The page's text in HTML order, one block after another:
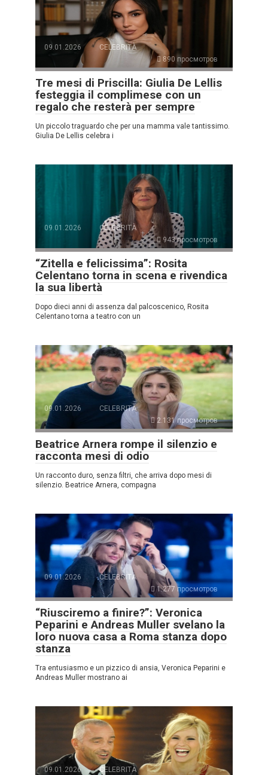
09.01.2026
CELEBRITÀ
890 просмотров
Tre mesi di Priscilla: Giulia De Lellis
festeggia il complimese con un
regalo che resterà per sempre
Un piccolo traguardo che per una mamma vale tantissimo.
Giulia De Lellis celebra i
09.01.2026
CELEBRITÀ
943 просмотров
“Zitella e felicissima”: Rosita
Celentano torna in scena e rivendica
la sua libertà
Dopo dieci anni di assenza dal palcoscenico, Rosita
Celentano torna a teatro con un
09.01.2026
CELEBRITÀ
2.131 просмотров
Beatrice Arnera rompe il silenzio e
racconta mesi di odio
Un racconto duro, senza filtri, che arriva dopo mesi di
silenzio. Beatrice Arnera, compagna
09.01.2026
CELEBRITÀ
1.277 просмотров
“Riusciremo a finire?”: Veronica
Peparini e Andreas Muller svelano la
loro nuova casa a Roma stanza dopo
stanza
Tra entusiasmo e un pizzico di ansia, Veronica Peparini e
Andreas Muller mostrano ai
09.01.2026
CELEBRITÀ